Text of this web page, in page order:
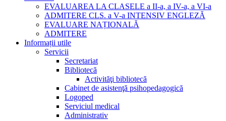
EVALUAREA LA CLASELE a II-a, a IV-a, a VI-a
ADMITERE CLS. a V-a INTENSIV ENGLEZĂ
EVALUARE NAȚIONALĂ
ADMITERE
Informații utile
Servicii
Secretariat
Bibliotecă
Activităţi bibliotecă
Cabinet de asistenţă psihopedagogică
Logoped
Serviciul medical
Administrativ